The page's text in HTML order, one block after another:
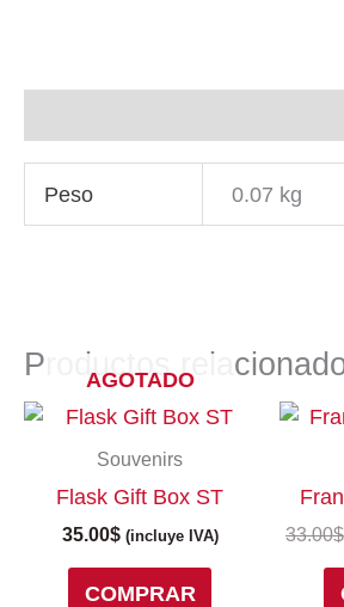
Peso 0.07 kg
Productos
AGOTADO
Souvenirs
Flask Gift Box ST
35.00$ (incluye IVA)
COMPRAR
33.00$